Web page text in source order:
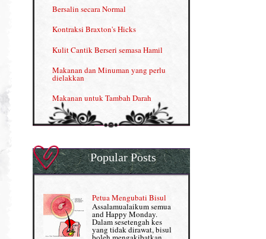
Nutrisi untuk Ikhtiar Hamil
OMEGA GUARD
Omega Guard: EPA & DHA for kids
OSTEMATRIX
Pantang Larang dalam Pengambilan
Vitamin
Penjagaan Rambut: Prosante Hair Care
Persediaan Haji & Umrah
Review Part 1: Shaklee bagus ke?
Bersalin secara Normal
Kontraksi Braxton's Hicks
Kulit Cantik Berseri semasa Hamil
Makanan dan Minuman yang perlu
dielakkan
Makanan untuk Tambah Darah
Masalah HB rendah?
Normal VS Czer
Pemakanan Semasa Hamil
Penyusuan Bayi
Perkembangan Minda Bayi
Popular Posts
Petua Mengubati Bisul
Assalamualaikum semua
and Happy Monday.
Dalam sesetengah kes
yang tidak dirawat, bisul